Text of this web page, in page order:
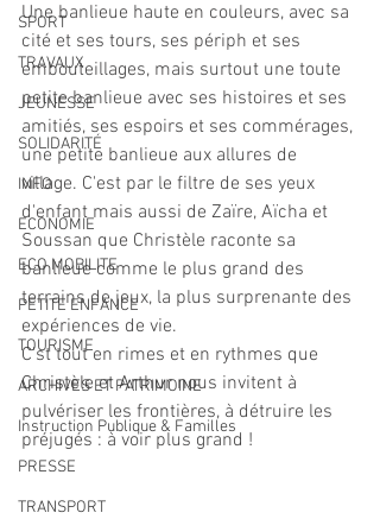
SPORT
TRAVAUX
JEUNESSE
SOLIDARITÉ
INFO
ECONOMIE
ECO MOBILITE
PETITE ENFANCE
TOURISME
ARCHIVES ET PATRIMOINE
Instruction Publique & Familles
PRESSE
TRANSPORT
Une banlieue haute en couleurs, avec sa
cité et ses tours, ses périph et ses
embouteillages, mais surtout une toute
petite banlieue avec ses histoires et ses
amitiés, ses espoirs et ses commérages,
une petite banlieue aux allures de
village. C'est par le filtre de ses yeux
d'enfant mais aussi de Zaïre, Aïcha et
Soussan que Christèle raconte sa
banlieue comme le plus grand des
terrains de jeux, la plus surprenante des
expériences de vie.
C'st tout en rimes et en rythmes que
Christèle et Arthur nous invitent à
pulvériser les frontières, à détruire les
préjugés : à voir plus grand !